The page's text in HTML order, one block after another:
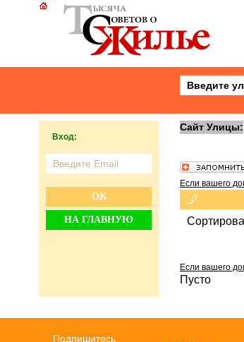
Вход:
ОК
НА ГЛАВНУЮ
Сайт Улицы:
Если вашего
Если вашего
Пусто
Подпишитесь